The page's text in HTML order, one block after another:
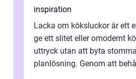
inspiration
Lacka om köksluckor är ett
ge ett slitet eller omodernt
uttryck utan att byta
planlösning. Genom att